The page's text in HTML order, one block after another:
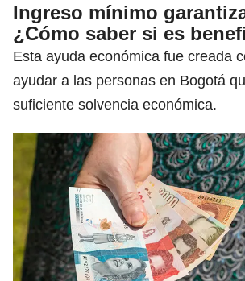
Ingreso mínimo
¿Cómo saber si es
Esta ayuda económica fue creada
ayudar a las personas en Bogotá
suficiente solvencia económica.